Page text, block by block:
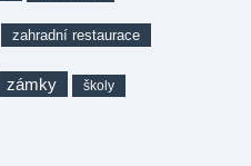
zahradní restaurace
zámky školy